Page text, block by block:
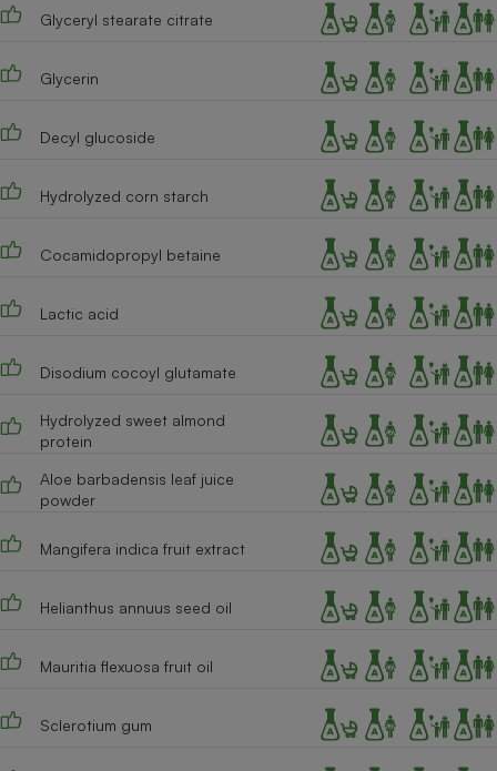
Glyceryl stearate citrate
Glycerin
Decyl glucoside
Hydrolyzed corn starch
Cocamidopropyl betaine
Lactic acid
Disodium cocoyl glutamate
Hydrolyzed sweet almond
protein
Aloe barbadensis leaf juice
powder
Mangifera indica fruit extract
Helianthus annuus seed oil
Mauritia flexuosa fruit oil
Sclerotium gum
Climatiseur -
Ventilateur
Cafetière à expressos
Robot ménager
Antivirus